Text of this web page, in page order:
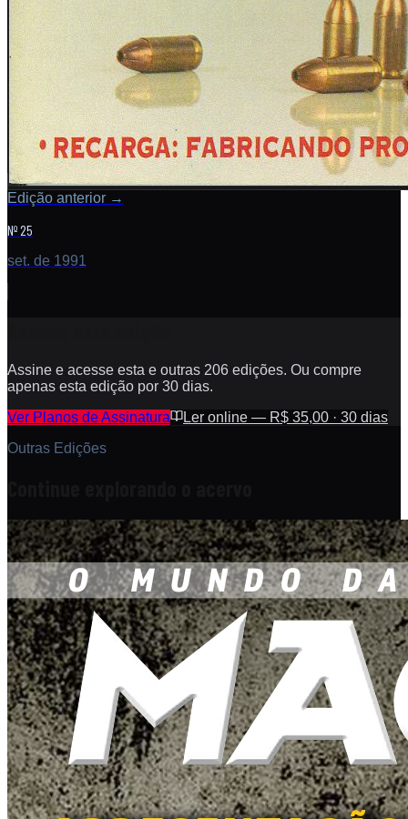
Edição anterior →
Nº 25
set. de 1991
Assine e acesse esta e outras 206 edições. Ou compre
apenas esta edição por 30 dias.
Ver Planos de Assinatura
Ler online — R$ 35,00 · 30 dias
Outras Edições